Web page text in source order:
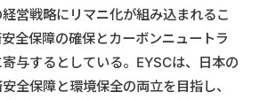
営戦略にリマニ化が組み込まれるこ
全保障の確保とカーボンニュートラ
与するとしている。EYSCは、日本の
全保障と環境保全の両立を目指し、